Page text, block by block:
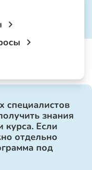
специалистов
знания
курса. Если
отдельно
под